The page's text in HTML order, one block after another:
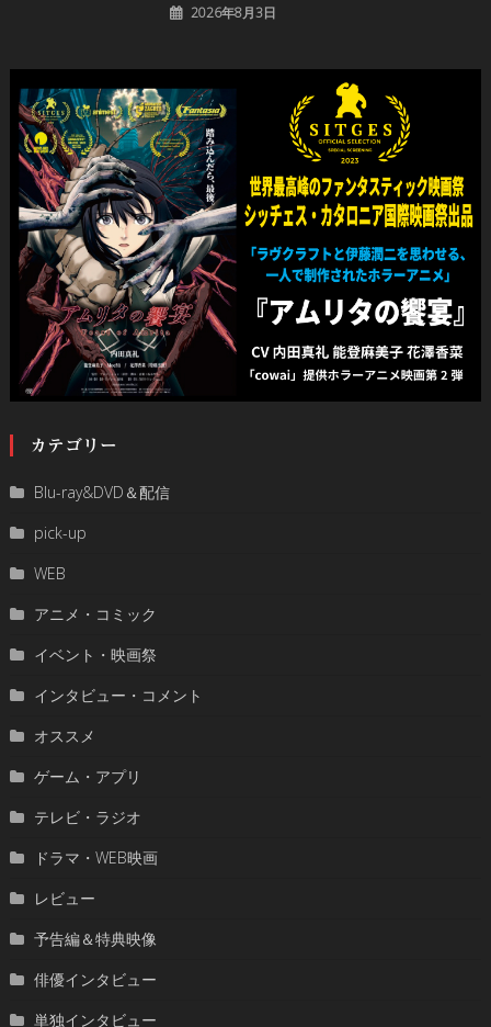
2026年8月3日
カテゴリー
Blu-ray&DVD＆配信
pick-up
WEB
アニメ・コミック
イベント・映画祭
インタビュー・コメント
オススメ
ゲーム・アプリ
テレビ・ラジオ
ドラマ・WEB映画
レビュー
予告編＆特典映像
俳優インタビュー
単独インタビュー